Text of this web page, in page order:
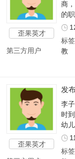
歪果英才
第三方用户
商
的
标签
教
歪果英才
发
李
时
幼
现在已
标签